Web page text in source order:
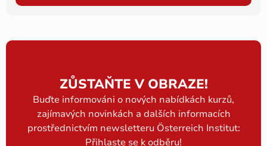
ZŮSTAŇTE V OBRAZE!
Buďte informováni o nových nabídkách kurzů,
zajímavých novinkách a dalších informacích
prostřednictvím newsletteru Österreich Institut:
Přihlaste se k odběru!